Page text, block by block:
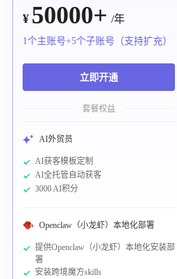
¥ 50000+ /年
1个主账号+5个子账号（支持扩充）
立即开通
套餐权益
AI外贸员
AI获客模板定制
AI全托管自动获客
3000 AI积分
Openclaw（小龙虾）本地化部署
提供Openclaw（小龙虾）本地化安装部
署
安装跨境魔方skills